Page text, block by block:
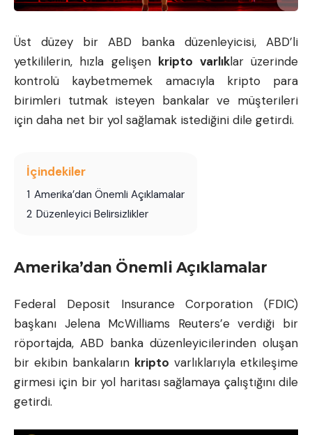
Üst düzey bir ABD banka düzenleyicisi, ABD’li
yetkililerin, hızla gelişen kripto varlıklar üzerinde
kontrolü kaybetmemek amacıyla kripto para
birimleri tutmak isteyen bankalar ve müşterileri
için daha net bir yol sağlamak istediğini dile getirdi.
İçindekiler
1 Amerika’dan Önemli Açıklamalar
2 Düzenleyici Belirsizlikler
Amerika’dan Önemli Açıklamalar
Federal Deposit Insurance Corporation (FDIC)
başkanı Jelena McWilliams Reuters’e verdiği bir
röportajda, ABD banka düzenleyicilerinden oluşan
bir ekibin bankaların kripto varlıklarıyla etkileşime
girmesi için bir yol haritası sağlamaya çalıştığını dile
getirdi.